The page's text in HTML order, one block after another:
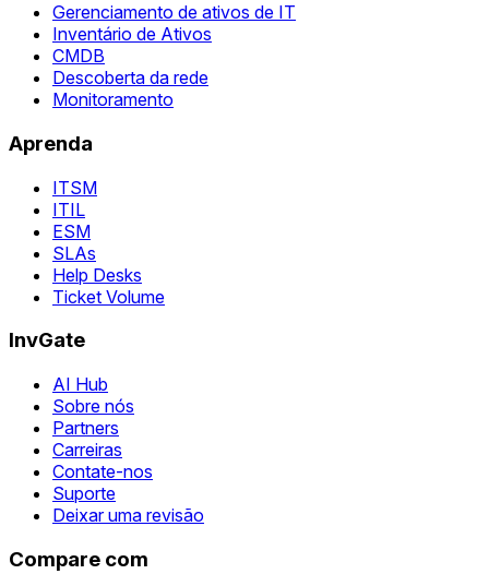
Gerenciamento de ativos de IT
Inventário de Ativos
CMDB
Descoberta da rede
Monitoramento
Aprenda
ITSM
ITIL
ESM
SLAs
Help Desks
Ticket Volume
InvGate
AI Hub
Sobre nós
Partners
Carreiras
Contate-nos
Suporte
Deixar uma revisão
Compare com